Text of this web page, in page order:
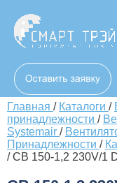
Главная / Каталоги /
принадлежности /
Systemair /
Принадлежности /
/CB 150-1,2 230V/1